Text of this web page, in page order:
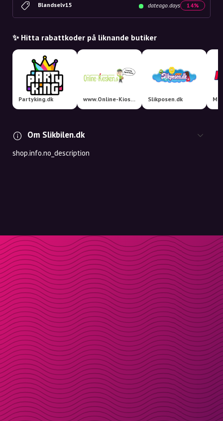
Blandselv15 dateago.days 14%
✨ Hitta rabattkoder på liknande butiker
Partyking.dk www.Online-Kiosken.dk Slikposen.dk
Om Slikbilen.dk
shop.info.no_description